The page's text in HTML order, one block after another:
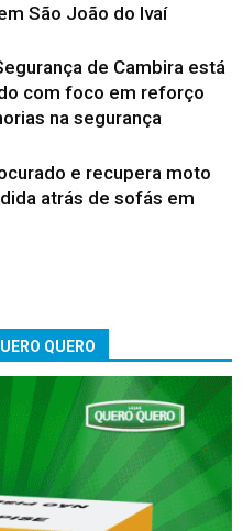
São João do Ivaí
de Cambira está
com foco em reforço
na segurança
e recupera moto
atrás de sofás em
QUERO